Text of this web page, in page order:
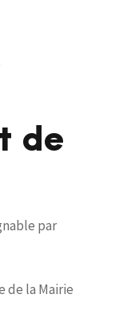
de
par
de la Mairie